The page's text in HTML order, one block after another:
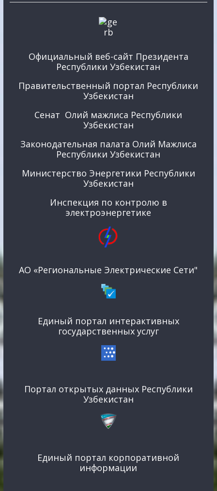
Официальный веб-сайт Президента
Республики Узбекистан
Правительственный портал Республики
Узбекистан
Сенат Олий мажлиса Республики
Узбекистан
Законодательная палата Олий Мажлиса
Республики Узбекистан
Министерство Энергетики Республики
Узбекистан
Инспекция по контролю в
электроэнергетике
АО «Региональные Электрические Сети"
Единый портал интерактивных
государственных услуг
Портал открытых данных Республики
Узбекистан
Единый портал корпоративной
информации